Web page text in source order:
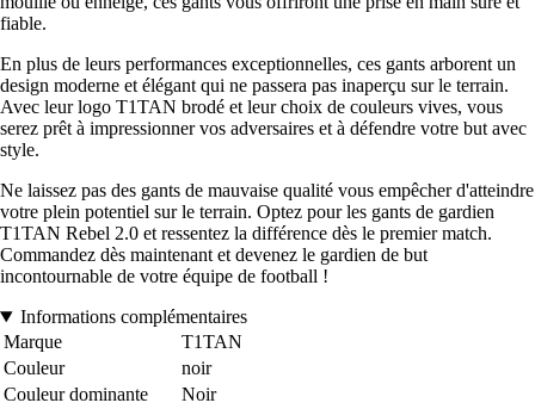
fiable.
En plus de leurs performances exceptionnelles, ces gants arborent un
design moderne et élégant qui ne passera pas inaperçu sur le terrain.
Avec leur logo T1TAN brodé et leur choix de couleurs vives, vous
serez prêt à impressionner vos adversaires et à défendre votre but avec
style.
Ne laissez pas des gants de mauvaise qualité vous empêcher d'atteindre
votre plein potentiel sur le terrain. Optez pour les gants de gardien
T1TAN Rebel 2.0 et ressentez la différence dès le premier match.
Commandez dès maintenant et devenez le gardien de but
incontournable de votre équipe de football !
Informations complémentaires
Marque
T1TAN
Couleur
noir
Couleur dominante
Noir